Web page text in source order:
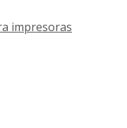
impresoras